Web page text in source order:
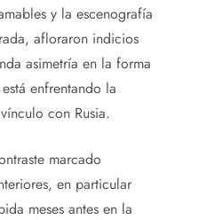
y la escenografía
afloraron indicios
asimetría en la forma
enfrentando la
con Rusia.
marcado
en particular
meses antes en la